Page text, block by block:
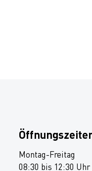
Montag-Freitag
08:30 bis 12:30 Uhr